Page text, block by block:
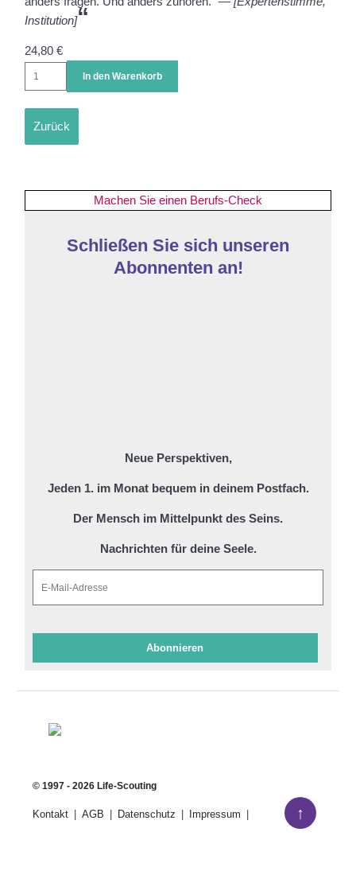
Institution]
24,80 €
Zurück
Machen Sie einen Berufs-Check
Schließen Sie sich unseren
Abonnenten an!
Neue Perspektiven,
Jeden 1. im Monat bequem in deinem Postfach.
Der Mensch im Mittelpunkt des Seins.
Nachrichten für deine Seele.
Abonnieren
↑
© 1997 - 2026 Life-Scouting
Kontakt AGB Datenschutz Impressum